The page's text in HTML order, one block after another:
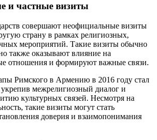
и частные визиты
совершают неофициальные визиты
страну в рамках религиозных,
мероприятий. Такие визиты обычно
также оказывают влияние на
отношения и формируют важные связи.
Римского в Армению в 2016 году стал
межрелигиозный диалог и
культурных связей. Несмотря на
такие визиты могут стать
доверия и взаимопонимания